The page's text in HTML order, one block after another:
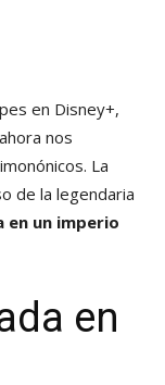
en Disney+,
nos
La
de la legendaria
un imperio
en